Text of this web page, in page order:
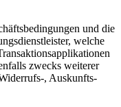
und die
welche
zwecks weiterer
, Auskunfts-